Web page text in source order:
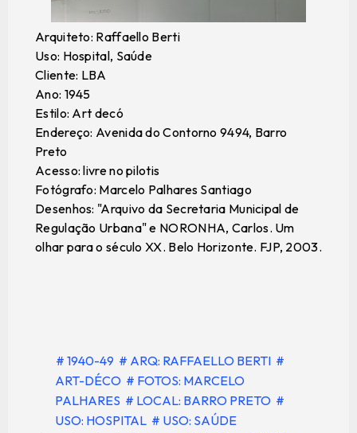
Arquiteto: Raffaello Berti
Uso: Hospital, Saúde
Cliente: LBA
Ano: 1945
Estilo: Art decó
Endereço: Avenida do Contorno 9494, Barro
Preto
Acesso: livre no pilotis
Fotógrafo: Marcelo Palhares Santiago
Desenhos: "Arquivo da Secretaria Municipal de
Regulação Urbana" e NORONHA, Carlos. Um
olhar para o século XX. Belo Horizonte. FJP, 2003.
# 1940-49 # ARQ: RAFFAELLO BERTI #
ART-DÉCO # FOTOS: MARCELO
PALHARES # LOCAL: BARRO PRETO #
USO: HOSPITAL # USO: SAÚDE